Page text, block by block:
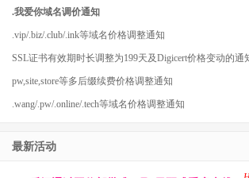
.我爱你域名调价通知
.vip/.biz/.club/.ink等域名价格调整通知
SSL证书有效期时长调整为199天及Digicert价格变动的通
pw,site,store等多后缀续费价格调整通知
.wang/.pw/.online/.tech等域名价格调整通知
最新活动